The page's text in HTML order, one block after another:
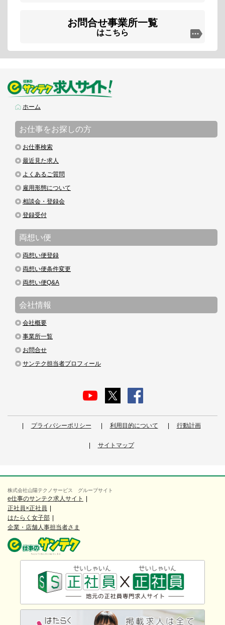
お問合せ事業所一覧
はこちら
ホーム
お仕事をお探しの方
お仕事検索
最近見た求人
よくあるご質問
雇用形態について
相談会・登録会
登録受付
両想い便
両想い便登録
両想い便条件変更
両想い便Q&A
会社情報
会社概要
事業所一覧
お問合せ
サンテク担当者プロフィール
プライバシーポリシー 利用目的について 行動計画
サイトマップ
株式会社山陽テクノサービス グループサイト
e仕事のサンテク求人サイト
正社員×正社員
はたらく女子部
企業・店舗人事担当者さま